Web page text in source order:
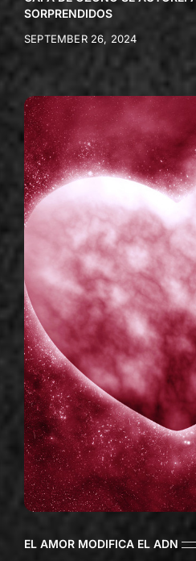
SORPRENDIDOS
SEPTEMBER 26, 2024
EL AMOR MODIFICA EL ADN